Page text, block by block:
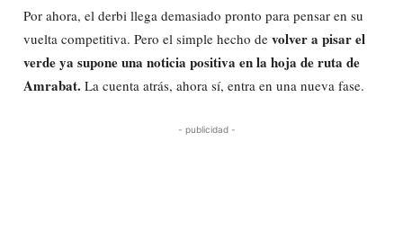
Por ahora, el derbi llega demasiado pronto para pensar en su
vuelta competitiva. Pero el simple hecho de volver a pisar el
verde ya supone una noticia positiva en la hoja de ruta de
Amrabat. La cuenta atrás, ahora sí, entra en una nueva fase.
- publicidad -